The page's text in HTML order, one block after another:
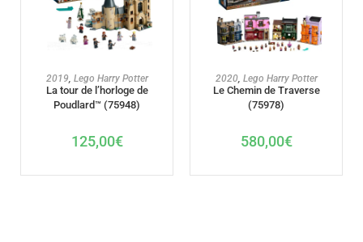
2019 Lego Harry Potter
La tour de l’horloge de
Poudlard™ (75948)
125,00€
2020, Lego Harry Potter
Le Chemin de Traverse
(75978)
580,00€